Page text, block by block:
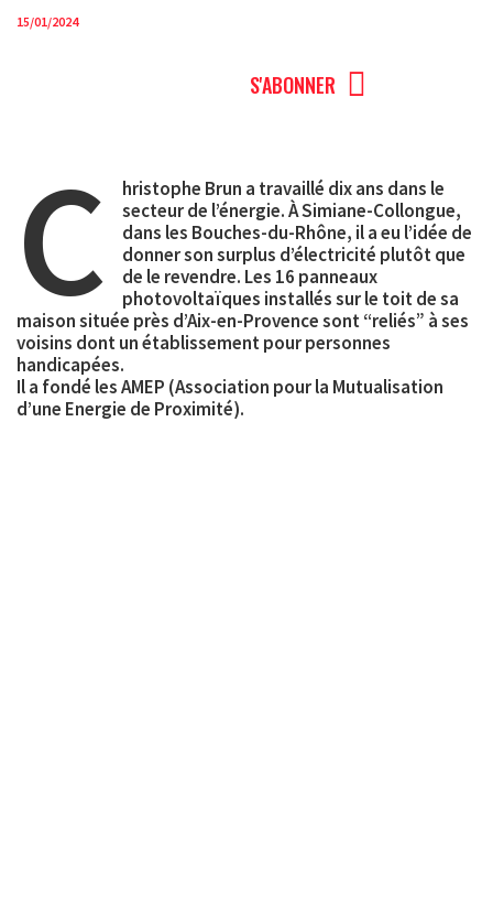
S'ABONNER
15/01/2024
C
hristophe Brun a travaillé dix ans dans le
secteur de l’énergie. À Simiane-Collongue,
dans les Bouches-du-Rhône, il a eu l’idée de
donner son surplus d’électricité plutôt que
de le revendre. Les 16 panneaux
photovoltaïques installés sur le toit de sa
maison située près d’Aix-en-Provence sont “reliés” à ses
voisins dont un établissement pour personnes
handicapées.
Il a fondé les AMEP (Association pour la Mutualisation
d’une Energie de Proximité).